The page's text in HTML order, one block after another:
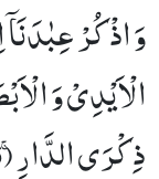
وَ اذْكُرْ